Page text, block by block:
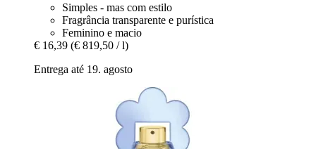
Simples - mas com estilo
Fragrância transparente e purística
Feminino e macio
€ 16,39 (€ 819,50 / l)
Entrega até 19. agosto